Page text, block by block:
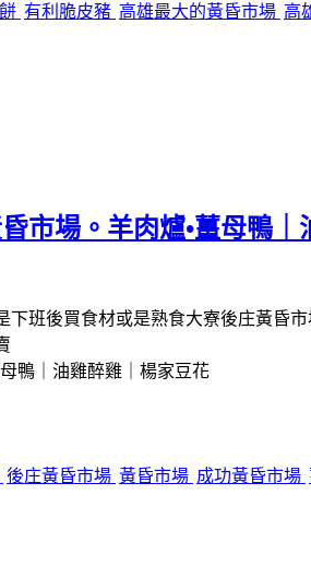
有利脆皮豬 高雄最大的黃昏市場 高
市場。羊肉爐•薑母鴨
班後買食材或是熟食大寮後庄黃昏
鴨｜油雞醉雞｜楊家豆花
後庄黃昏市場 黃昏市場 成功黃昏市場